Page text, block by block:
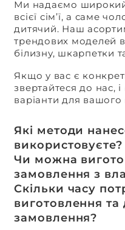
Ми надаємо
всієї сім’ї, а саме
дитячий. Наш
трендових моделей
білизну, шкарпетки
Якщо у вас є
звертайтеся до нас,
варіанти для вашого
Які методи
використовуєте?
Термотранферний
Шовкотрафаретний
DTF – друк
Машинна вишивка
Чи можна
замовлення з
Так, ми
та мерчу під ключ,
тканин, розробку
завершується
Скільки часу
виготовлення та
замовлення?